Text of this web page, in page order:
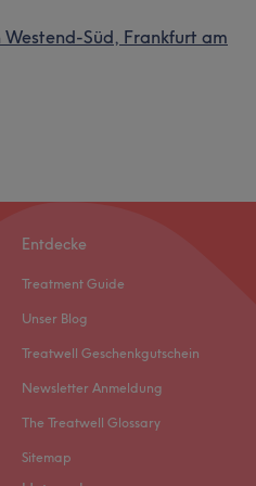
Süd, Frankfurt am
Entdecke
Treatment Guide
Unser Blog
Treatwell Geschenkgutschein
Newsletter Anmeldung
The Treatwell Glossary
Sitemap